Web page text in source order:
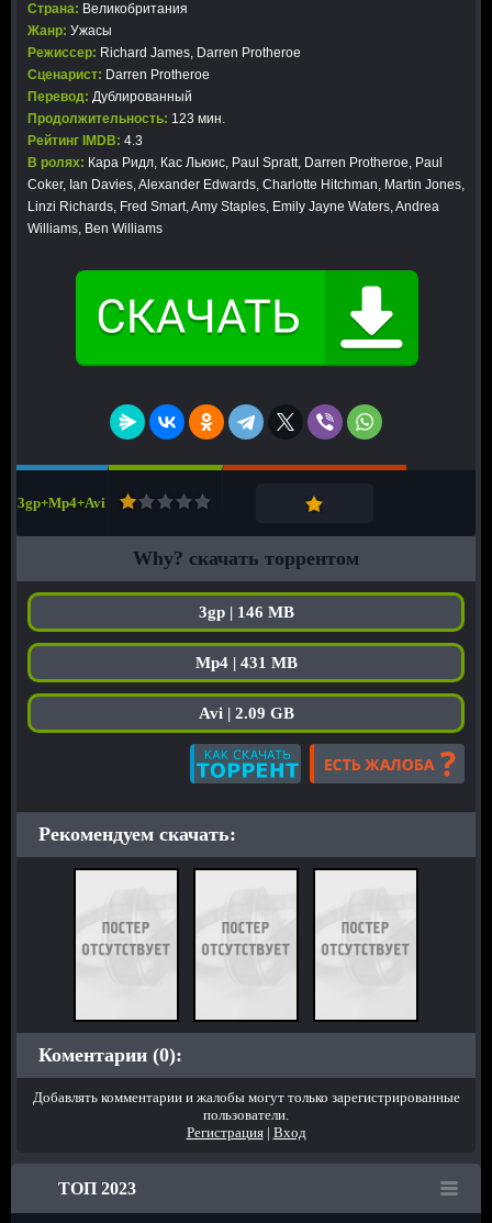
Страна: Великобритания
Жанр: Ужасы
Режиссер: Richard James, Darren Protheroe
Сценарист: Darren Protheroe
Перевод: Дублированный
Продолжительность: 123 мин.
Рейтинг IMDB: 4.3
В ролях: Кара Ридл, Кас Льюис, Paul Spratt, Darren Protheroe, Paul
Coker, Ian Davies, Alexander Edwards, Charlotte Hitchman, Martin Jones,
Linzi Richards, Fred Smart, Amy Staples, Emily Jayne Waters, Andrea
Williams, Ben Williams
3gp+Mp4+Avi
Why? скачать торрентом
3gp | 146 MB
Mp4 | 431 MB
Avi | 2.09 GB
Рекомендуем скачать:
Коментарии (0):
Добавлять комментарии и жалобы могут только зарегистрированные
пользователи.
Регистрация| Вход
ТОП 2023